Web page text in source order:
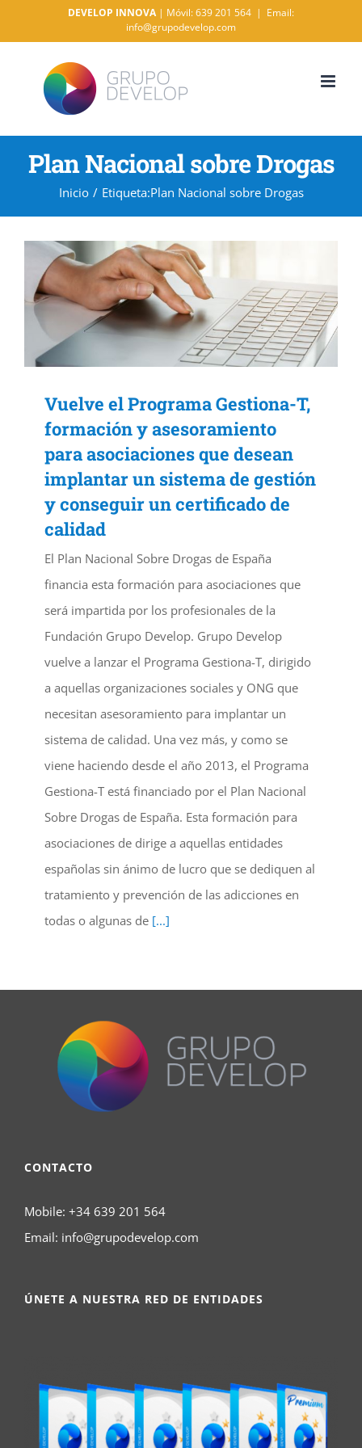
al
contenido
DEVELOP INNOVA| Móvil: 639 201 564 | Email:
info@grupodevelop.com
Plan Nacional sobre Drogas
Inicio / Etiqueta:Plan Nacional sobre Drogas
Vuelve el Programa Gestiona-T,
formación y asesoramiento
para asociaciones que desean
implantar un sistema de gestión
y conseguir un certificado de
calidad
El Plan Nacional Sobre Drogas de España
financia esta formación para asociaciones que
será impartida por los profesionales de la
Fundación Grupo Develop. Grupo Develop
vuelve a lanzar el Programa Gestiona-T, dirigido
a aquellas organizaciones sociales y ONG que
necesitan asesoramiento para implantar un
sistema de calidad. Una vez más, y como se
viene haciendo desde el año 2013, el Programa
Gestiona-T está financiado por el Plan Nacional
Sobre Drogas de España. Esta formación para
asociaciones de dirige a aquellas entidades
españolas sin ánimo de lucro que se dediquen al
tratamiento y prevención de las adicciones en
todas o algunas de [...]
CONTACTO
Mobile: +34 639 201 564
Email: info@grupodevelop.com
ÚNETE A NUESTRA RED DE ENTIDADES